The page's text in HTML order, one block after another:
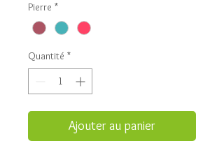
Pierre *
Quantité *
Ajouter au panier